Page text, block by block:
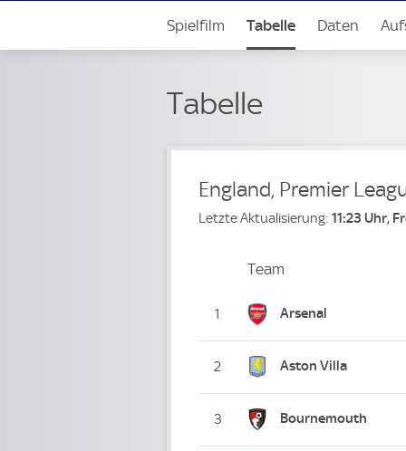
Spielfilm Tabelle Daten
Tabelle
England, Premier
Letzte Aktualisierung: 11:23 Uhr,
PlatzTeam
1 Arsenal
2 Aston Villa
3 Bournemouth